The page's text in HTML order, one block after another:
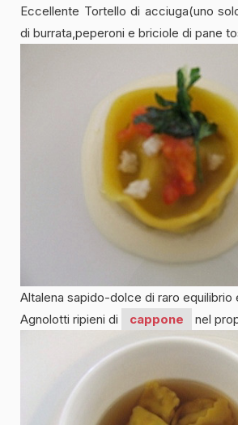
Eccellente Tortello di acciuga(uno
di burrata,peperoni e briciole di pane
Altalena sapido-dolce di raro equilibrio
Agnolotti ripieni di
cappone nel